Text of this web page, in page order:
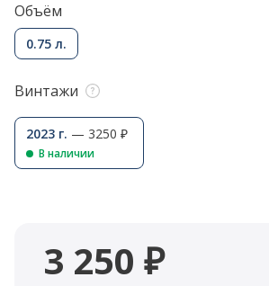
Объём
0.75 л.
Винтажи
2023 г. — 3250 ₽
В наличии
3 250 ₽